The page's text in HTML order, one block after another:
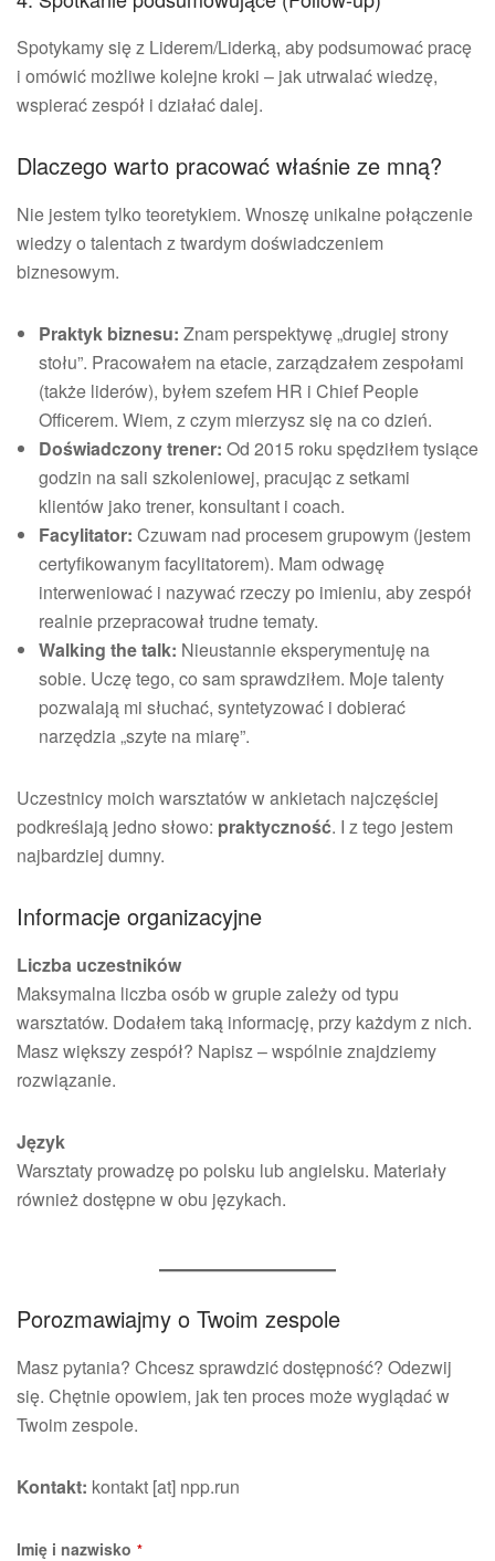
Spotykamy się z Liderem/Liderką, aby podsumować pracę
i omówić możliwe kolejne kroki – jak utrwalać wiedzę,
wspierać zespół i działać dalej.
Dlaczego warto pracować właśnie ze mną?
Nie jestem tylko teoretykiem. Wnoszę unikalne połączenie
wiedzy o talentach z twardym doświadczeniem
biznesowym.
Praktyk biznesu: Znam perspektywę „drugiej strony
stołu”. Pracowałem na etacie, zarządzałem zespołami
(także liderów), byłem szefem HR i Chief People
Officerem. Wiem, z czym mierzysz się na co dzień.
Doświadczony trener: Od 2015 roku spędziłem tysiące
godzin na sali szkoleniowej, pracując z setkami
klientów jako trener, konsultant i coach.
Facylitator: Czuwam nad procesem grupowym (jestem
certyfikowanym facylitatorem). Mam odwagę
interweniować i nazywać rzeczy po imieniu, aby zespół
realnie przepracował trudne tematy.
Walking the talk: Nieustannie eksperymentuję na
sobie. Uczę tego, co sam sprawdziłem. Moje talenty
pozwalają mi słuchać, syntetyzować i dobierać
narzędzia „szyte na miarę”.
Uczestnicy moich warsztatów w ankietach najczęściej
podkreślają jedno słowo: praktyczność. I z tego jestem
najbardziej dumny.
Informacje organizacyjne
Liczba uczestników
Maksymalna liczba osób w grupie zależy od typu
warsztatów. Dodałem taką informację, przy każdym z nich.
Masz większy zespół? Napisz – wspólnie znajdziemy
rozwiązanie.
Język
Warsztaty prowadzę po polsku lub angielsku. Materiały
również dostępne w obu językach.
Porozmawiajmy o Twoim zespole
Masz pytania? Chcesz sprawdzić dostępność? Odezwij
się. Chętnie opowiem, jak ten proces może wyglądać w
Twoim zespole.
Kontakt: kontakt [at] npp.run
Imię i nazwisko *